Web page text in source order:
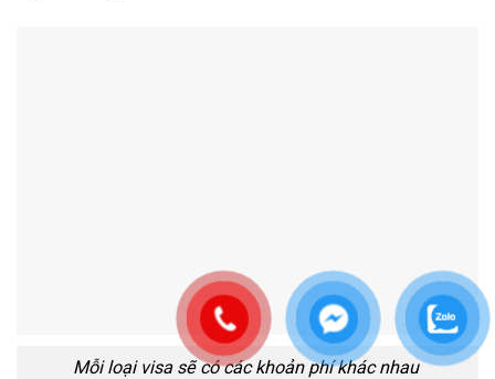
Mỗi loại visa sẽ có các khoản phí khác nhau